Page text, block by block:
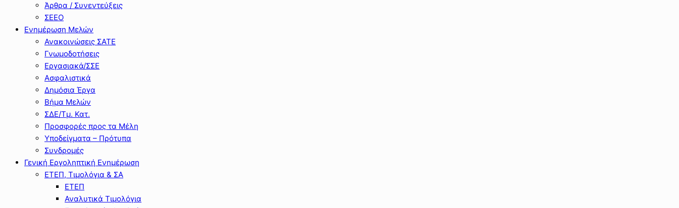
Άρθρα / Συνεντεύξεις
ΣΕΕΟ
Ενημέρωση Μελών
Ανακοινώσεις ΣΑΤΕ
Γνωμοδοτήσεις
Εργασιακά/ΣΣΕ
Ασφαλιστικά
Δημόσια Έργα
Βήμα Μελών
ΣΔΕ/Τμ. Κατ.
Προσφορές προς τα Μέλη
Υποδείγματα – Πρότυπα
Συνδρομές
Γενική Εργοληπτική Ενημέρωση
ΕΤΕΠ, Τιμολόγια & ΣΑ
ΕΤΕΠ
Αναλυτικά Τιμολόγια